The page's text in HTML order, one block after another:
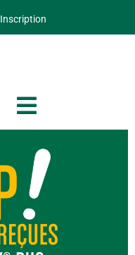
Inscription